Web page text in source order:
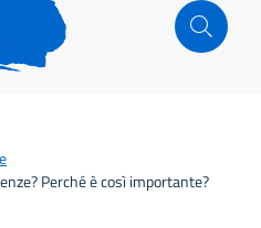
Perché è così importante?